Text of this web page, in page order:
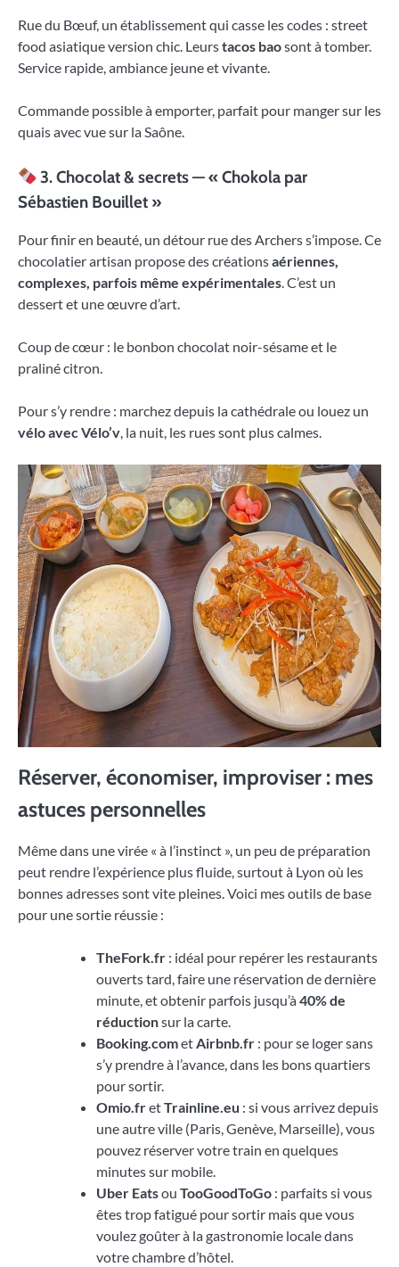
Rue du Bœuf, un établissement qui casse les codes : street
food asiatique version chic. Leurstacos baosont à tomber.
Service rapide, ambiance jeune et vivante.
Commande possible à emporter, parfait pour manger sur les
quais avec vue sur la Saône.
3. Chocolat & secrets — « Chokola par
Sébastien Bouillet »
Pour finir en beauté, un détour rue des Archers s’impose. Ce
chocolatier artisan propose des créationsaériennes,
complexes, parfois même expérimentales . C’est un
dessert et une œuvre d’art.
Coup de cœur : le bonbon chocolat noir-sésame et le
praliné citron.
Pour s’y rendre : marchez depuis la cathédrale ou louez un
vélo avec Vélo’v, la nuit, les rues sont plus calmes.
Réserver, économiser, improviser : mes
astuces personnelles
Même dans une virée « à l’instinct », un peu de préparation
peut rendre l’expérience plus fluide, surtout à Lyon où les
bonnes adresses sont vite pleines. Voici mes outils de base
pour une sortie réussie :
TheFork.fr : idéal pour repérer les restaurants
ouverts tard, faire une réservation de dernière
minute, et obtenir parfois jusqu’à40% de
réductionsur la carte.
Booking.comet Airbnb.fr : pour se loger sans
s’y prendre à l’avance, dans les bons quartiers
pour sortir.
Omio.fretTrainline.eu : si vous arrivez depuis
une autre ville (Paris, Genève, Marseille), vous
pouvez réserver votre train en quelques
minutes sur mobile.
Uber Eatsou TooGoodToGo : parfaits si vous
êtes trop fatigué pour sortir mais que vous
voulez goûter à la gastronomie locale dans
votre chambre d’hôtel.